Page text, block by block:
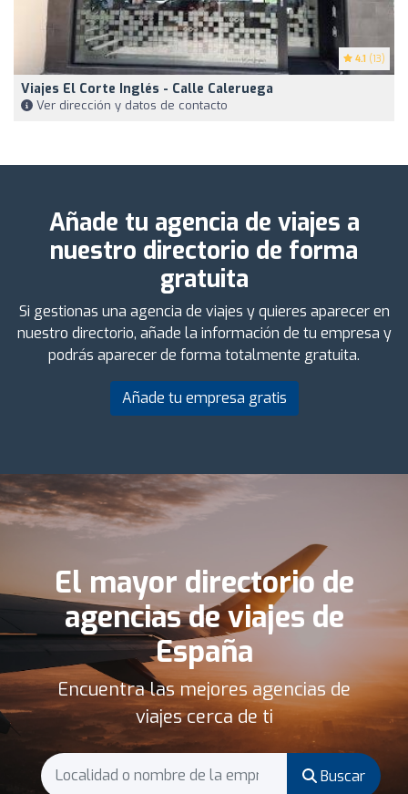
4.1 (13)
Viajes El Corte Inglés - Calle Caleruega
Ver dirección y datos de contacto
Añade tu agencia de viajes a
nuestro directorio de forma
gratuita
Si gestionas una agencia de viajes y quieres aparecer en
nuestro directorio, añade la información de tu empresa y
podrás aparecer de forma totalmente gratuita.
Añade tu empresa gratis
El mayor directorio de
agencias de viajes de
España
Encuentra las mejores agencias de
viajes cerca de ti
Buscar